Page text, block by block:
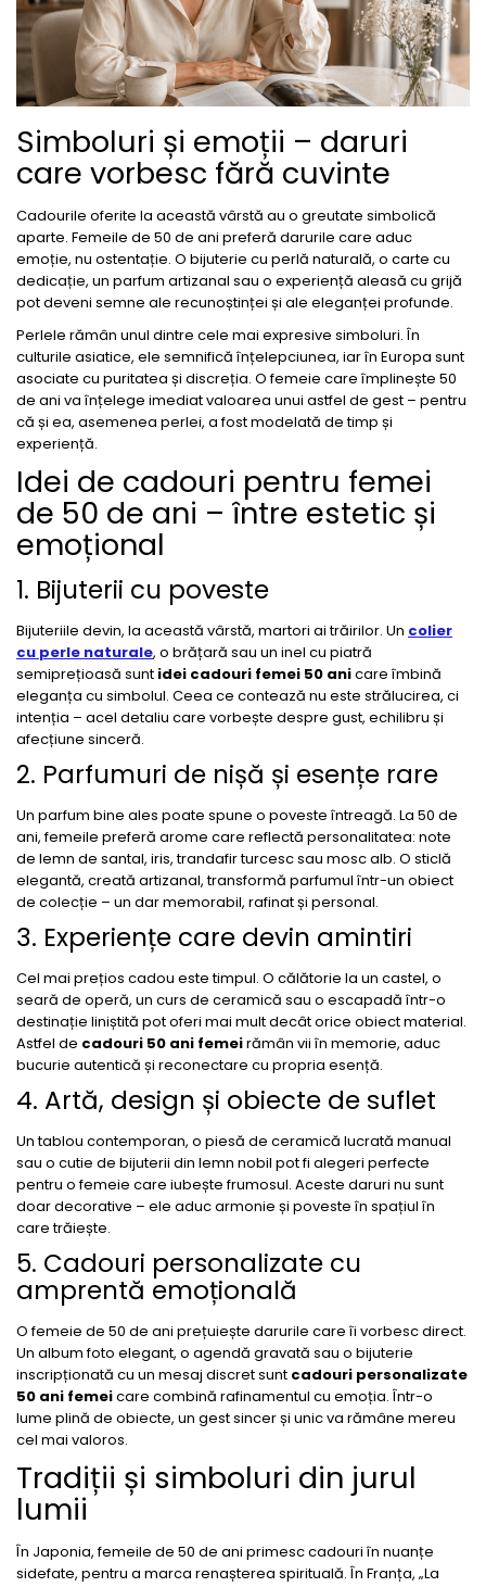
Simboluri și emoții – daruri
care vorbesc fără cuvinte
Cadourile oferite la această vârstă au o greutate simbolică
aparte. Femeile de 50 de ani preferă darurile care aduc
emoție, nu ostentație. O bijuterie cu perlă naturală, o carte cu
dedicație, un parfum artizanal sau o experiență aleasă cu grijă
pot deveni semne ale recunoștinței și ale eleganței profunde.
Perlele rămân unul dintre cele mai expresive simboluri. În
culturile asiatice, ele semnifică înțelepciunea, iar în Europa sunt
asociate cu puritatea și discreția. O femeie care împlinește 50
de ani va înțelege imediat valoarea unui astfel de gest – pentru
că și ea, asemenea perlei, a fost modelată de timp și
experiență.
Idei de cadouri pentru femei
de 50 de ani – între estetic și
emoțional
1. Bijuterii cu poveste
Bijuteriile devin, la această vârstă, martori ai trăirilor. Un colier
cu perle naturale, o brățară sau un inel cu piatră
semiprețioasă sunt idei cadouri femei 50 anicare îmbină
eleganța cu simbolul. Ceea ce contează nu este strălucirea, ci
intenția – acel detaliu care vorbește despre gust, echilibru și
afecțiune sinceră.
2. Parfumuri de nișă și esențe rare
Un parfum bine ales poate spune o poveste întreagă. La 50 de
ani, femeile preferă arome care reflectă personalitatea: note
de lemn de santal, iris, trandafir turcesc sau mosc alb. O sticlă
elegantă, creată artizanal, transformă parfumul într-un obiect
de colecție – un dar memorabil, rafinat și personal.
3. Experiențe care devin amintiri
Cel mai prețios cadou este timpul. O călătorie la un castel, o
seară de operă, un curs de ceramică sau o escapadă într-o
destinație liniștită pot oferi mai mult decât orice obiect material.
Astfel de cadouri 50 ani femeirămân vii în memorie, aduc
bucurie autentică și reconectare cu propria esență.
4. Artă, design și obiecte de suflet
Un tablou contemporan, o piesă de ceramică lucrată manual
sau o cutie de bijuterii din lemn nobil pot fi alegeri perfecte
pentru o femeie care iubește frumosul. Aceste daruri nu sunt
doar decorative – ele aduc armonie și poveste în spațiul în
care trăiește.
5. Cadouri personalizate cu
amprentă emoțională
O femeie de 50 de ani prețuiește darurile care îi vorbesc direct.
Un album foto elegant, o agendă gravată sau o bijuterie
inscripționată cu un mesaj discret sunt cadouri personalizate
50 ani femeicare combină rafinamentul cu emoția. Într-o
lume plină de obiecte, un gest sincer și unic va rămâne mereu
cel mai valoros.
Tradiții și simboluri din jurul
lumii
În Japonia, femeile de 50 de ani primesc cadouri în nuanțe
sidefate, pentru a marca renașterea spirituală. În Franța, „La